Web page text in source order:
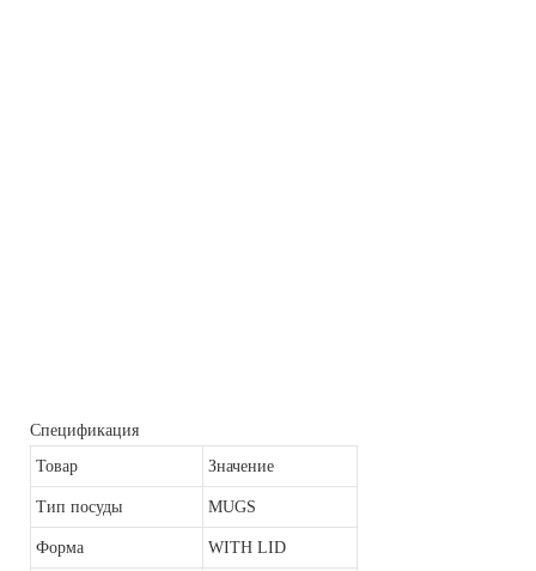
Спецификация
Товар
Значение
Тип посуды MUGS
Форма WITH LID